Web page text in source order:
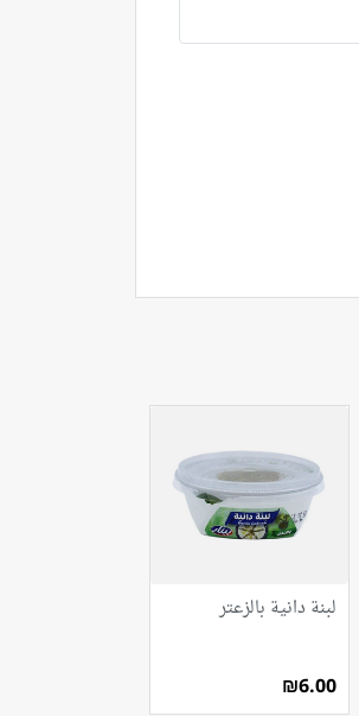
لبنة دانية بالزعتر
₪6.00